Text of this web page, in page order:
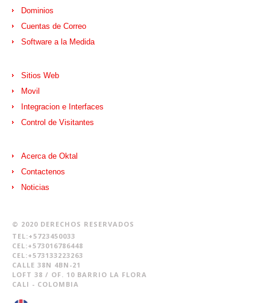
Dominios
Cuentas de Correo
Software a la Medida
Sitios Web
Movil
Integracion e Interfaces
Control de Visitantes
Acerca de Oktal
Contactenos
Noticias
© 2020 DERECHOS RESERVADOS
TEL:+5723450033
CEL:+573016786448
CEL:+573133223263
CALLE 38N 4BN-21
LOFT 38 / OF. 10 BARRIO LA FLORA
CALI - COLOMBIA